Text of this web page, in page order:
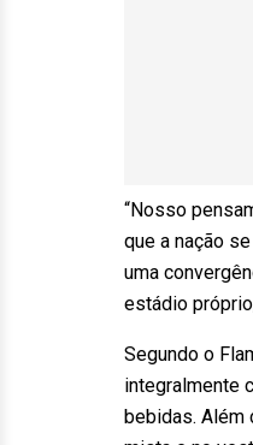
“Nosso
que a nação
uma
estádio
Segundo o
integralmente
bebidas. Além